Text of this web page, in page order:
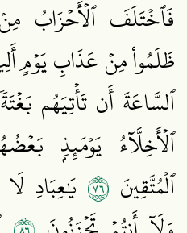
فَٱخۡتَلَفَ ٱلۡأَحۡزَابُ
ظَلَمُواْ مِنۡ عَذَابِ يَوۡمٍ
ٱلسَّاعَةَ أَن تَأۡتِيَهُم
ٱلۡأَخِلَّآءُ يَوۡمَئِذِۭ
ٱلۡمُتَّقِينَ ٦٧ يَٰعِبَادِ